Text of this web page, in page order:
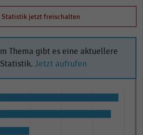
Statistik jetzt freischalten
Thema gibt es eine aktuellere
Statistik. Jetzt aufrufen